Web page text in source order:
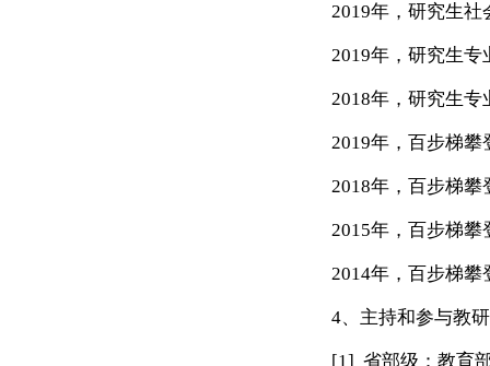
2019年，研究生社
2019年，研究生专
2018年，研究生专
2019年，百步梯
2018年，百步梯攀
2015年，百步梯攀
2014年，百步梯攀
4、主持和参与教
[1] 省部级：教育